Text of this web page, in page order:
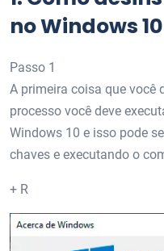
no Windows 10
Passo 1
A primeira coisa que você
processo você deve
Windows 10 e isso pode
chaves e executando o
+ R